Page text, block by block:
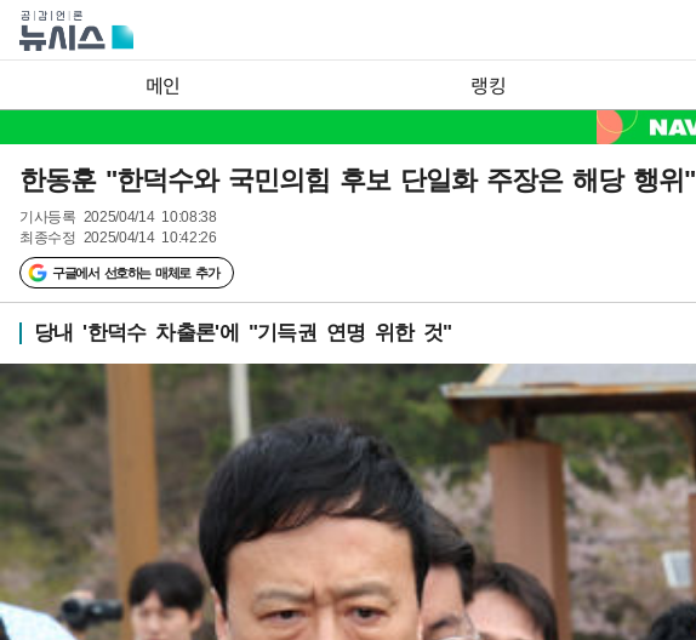
메인 랭킹
한동훈 "한덕수와 국민의힘 후보 단일화 주장은 해당 행위"
기사등록 2025/04/14 10:08:38
최종수정 2025/04/14 10:42:26
구글에서 선호하는 매체로 추가
당내 '한덕수 차출론'에 "기득권 연명 위한 것"